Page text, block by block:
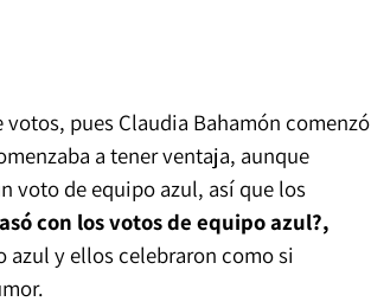
pues Claudia Bahamón comenzó
a tener ventaja, aunque
voto de equipo azul, así que los
con los votos de equipo azul?,
azul y ellos celebraron como si